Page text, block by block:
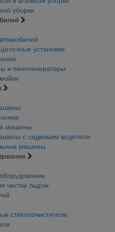
уборки
установки
и пеногенераторы
машины
с сиденьем водителя
машины
чистки льдом
стеклоочистители